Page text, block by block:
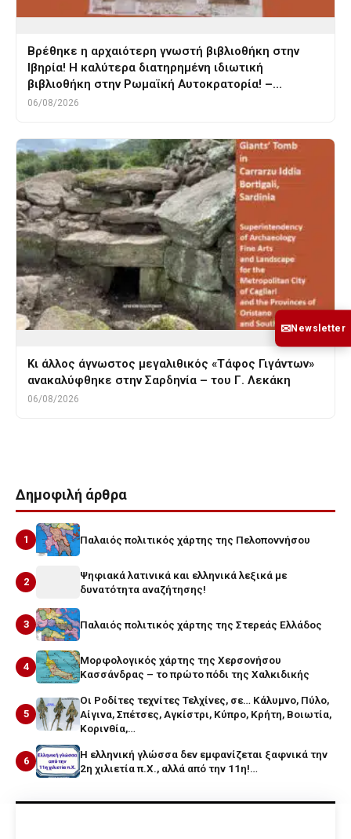
Βρέθηκε η αρχαιότερη γνωστή βιβλιοθήκη στην
Ιβηρία! Η καλύτερα διατηρημένη ιδιωτική
βιβλιοθήκη στην Ρωμαϊκή Αυτοκρατορία! –…
06/08/2026
Κι άλλος άγνωστος μεγαλιθικός «Τάφος Γιγάντων»
ανακαλύφθηκε στην Σαρδηνία – του Γ. Λεκάκη
06/08/2026
Δημοφιλή άρθρα
1 Παλαιός πολιτικός χάρτης της Πελοποννήσου
2
Ψηφιακά λατινικά και ελληνικά λεξικά με
δυνατότητα αναζήτησης!
3 Παλαιός πολιτικός χάρτης της Στερεάς Ελλάδος
4
Μορφολογικός χάρτης της Χερσονήσου
Κασσάνδρας – το πρώτο πόδι της Χαλκιδικής
5
Οι Ροδίτες τεχνίτες Τελχίνες, σε… Κάλυμνο, Πύλο,
Αίγινα, Σπέτσες, Αγκίστρι, Κύπρο, Κρήτη, Βοιωτία,
Κορινθία,…
6
Η ελληνική γλώσσα δεν εμφανίζεται ξαφνικά την
2η χιλιετία π.Χ., αλλά από την 11η!…
✉Newsletter